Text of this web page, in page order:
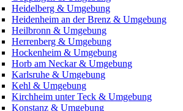
Heidelberg & Umgebung
Heidenheim an der Brenz & Umgebung
Heilbronn & Umgebung
Herrenberg & Umgebung
Hockenheim & Umgebung
Horb am Neckar & Umgebung
Karlsruhe & Umgebung
Kehl & Umgebung
Kirchheim unter Teck & Umgebung
Konstanz & Umgebung